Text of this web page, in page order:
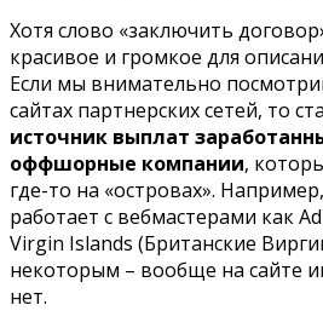
Хотя слово «заключить
красивое и громкое для
Если мы внимательно
сайтах партнерских сетей, то
источник выплат
оффшорные компании,
где-то на «островах».
работает с вебмастерами как
Virgin Islands (Британские
некоторым – вообще на сайте
нет.